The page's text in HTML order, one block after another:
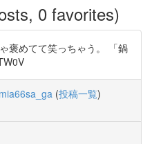
0 favorites)
褒めてて笑っちゃう。 「鍋
(投稿一覧)